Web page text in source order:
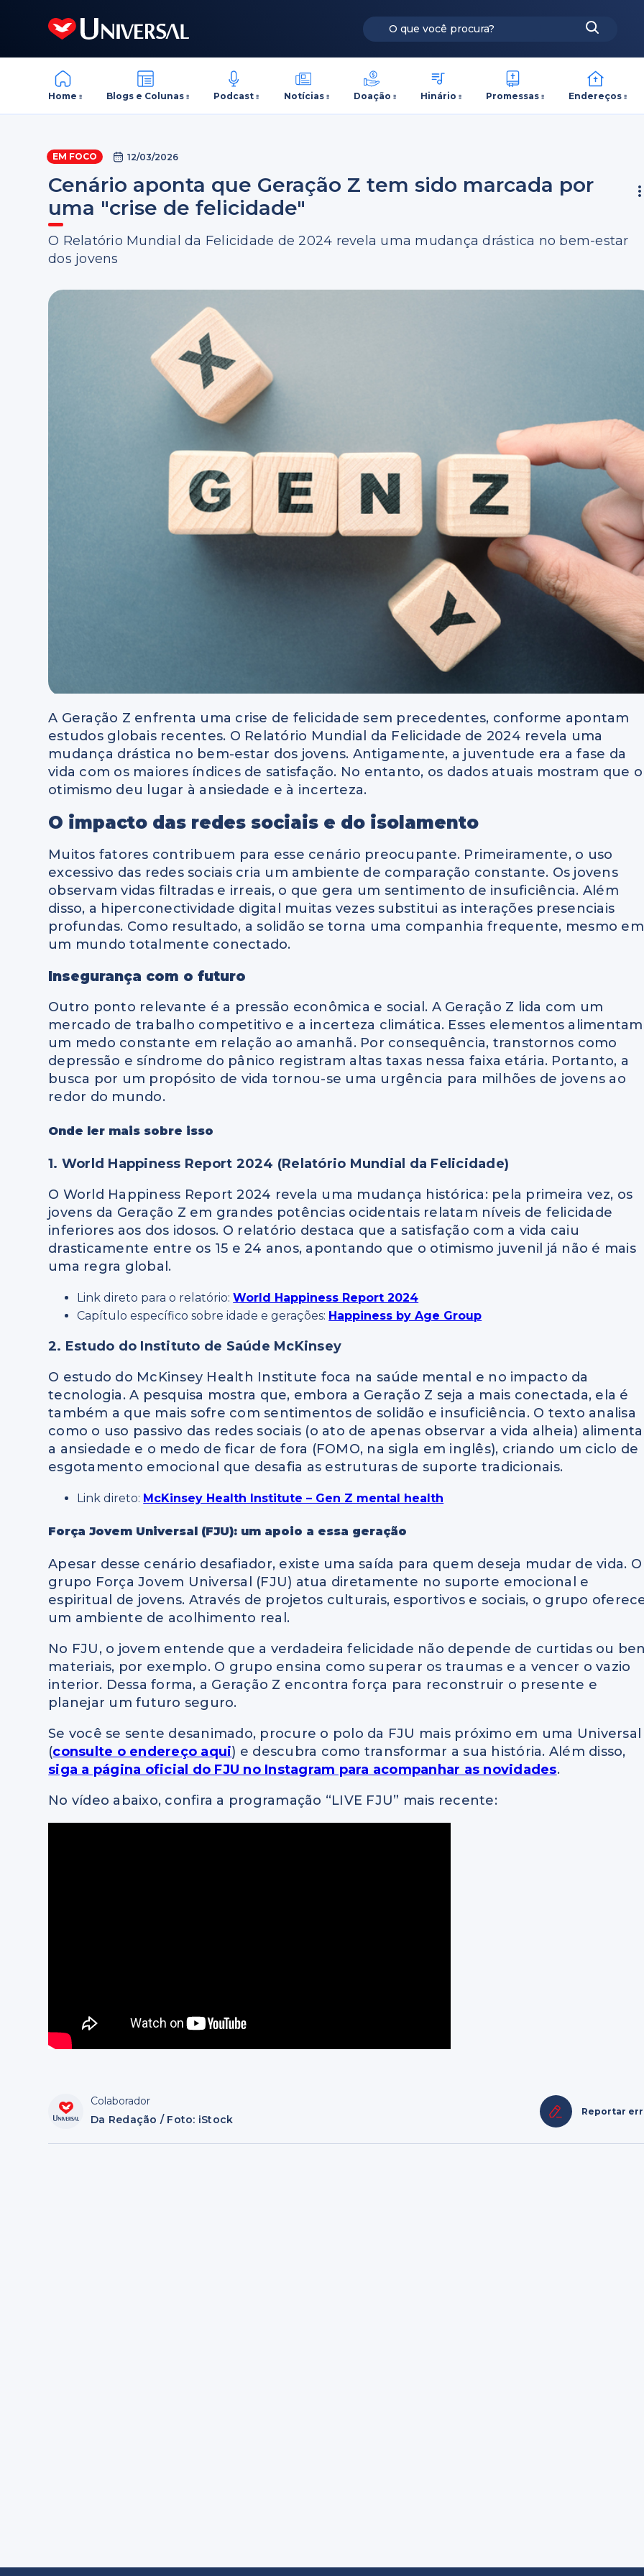
Home Blogs e Colunas Podcast Notícias Doação Hinário Promessas Endereços
EM FOCO 12/03/2026
Cenário aponta que Geração Z tem sido marcada por
uma "crise de felicidade"
O Relatório Mundial da Felicidade de 2024 revela uma mudança drástica no bem-estar
dos jovens
A Geração Z enfrenta uma crise de felicidade sem precedentes, conforme apontam
estudos globais recentes. O Relatório Mundial da Felicidade de 2024 revela uma
mudança drástica no bem-estar dos jovens. Antigamente, a juventude era a fase da
vida com os maiores índices de satisfação. No entanto, os dados atuais mostram que o
otimismo deu lugar à ansiedade e à incerteza.
O impacto das redes sociais e do isolamento
Muitos fatores contribuem para esse cenário preocupante. Primeiramente, o uso
excessivo das redes sociais cria um ambiente de comparação constante. Os jovens
observam vidas filtradas e irreais, o que gera um sentimento de insuficiência. Além
disso, a hiperconectividade digital muitas vezes substitui as interações presenciais
profundas. Como resultado, a solidão se torna uma companhia frequente, mesmo em
um mundo totalmente conectado.
Insegurança com o futuro
Outro ponto relevante é a pressão econômica e social. A Geração Z lida com um
mercado de trabalho competitivo e a incerteza climática. Esses elementos alimentam
um medo constante em relação ao amanhã. Por consequência, transtornos como
depressão e síndrome do pânico registram altas taxas nessa faixa etária. Portanto, a
busca por um propósito de vida tornou-se uma urgência para milhões de jovens ao
redor do mundo.
Onde ler mais sobre isso
1. World Happiness Report 2024 (Relatório Mundial da Felicidade)
O World Happiness Report 2024 revela uma mudança histórica: pela primeira vez, os
jovens da Geração Z em grandes potências ocidentais relatam níveis de felicidade
inferiores aos dos idosos. O relatório destaca que a satisfação com a vida caiu
drasticamente entre os 15 e 24 anos, apontando que o otimismo juvenil já não é mais
uma regra global.
Link direto para o relatório:World Happiness Report 2024
Capítulo específico sobre idade e gerações: Happiness by Age Group
2. Estudo do Instituto de Saúde McKinsey
O estudo do McKinsey Health Institute foca na saúde mental e no impacto da
tecnologia. A pesquisa mostra que, embora a Geração Z seja a mais conectada, ela é
também a que mais sofre com sentimentos de solidão e insuficiência. O texto analisa
como o uso passivo das redes sociais (o ato de apenas observar a vida alheia) alimenta
a ansiedade e o medo de ficar de fora (FOMO, na sigla em inglês), criando um ciclo de
esgotamento emocional que desafia as estruturas de suporte tradicionais.
Link direto: McKinsey Health Institute – Gen Z mental health
Força Jovem Universal (FJU): um apoio a essa geração
Apesar desse cenário desafiador, existe uma saída para quem deseja mudar de vida. O
grupo Força Jovem Universal (FJU) atua diretamente no suporte emocional e
espiritual de jovens. Através de projetos culturais, esportivos e sociais, o grupo
um ambiente de acolhimento real.
No FJU, o jovem entende que a verdadeira felicidade não depende de curtidas ou
materiais, por exemplo. O grupo ensina como superar os traumas e a vencer o vazio
interior. Dessa forma, a Geração Z encontra força para reconstruir o presente e
planejar um futuro seguro.
Se você se sente desanimado, procure o polo da FJU mais próximo em uma Universal
(consulte o endereço aqui) e descubra como transformar a sua história. Além disso,
siga a página oficial do FJU no Instagram para acompanhar as novidades.
No vídeo abaixo, confira a programação “LIVE FJU” mais recente:
Colaborador
Da Redação / Foto: iStock
Reportar